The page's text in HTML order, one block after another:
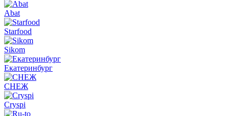
Abat
Starfood
Sikom
Екатеринбург
СНЕЖ
Cryspi